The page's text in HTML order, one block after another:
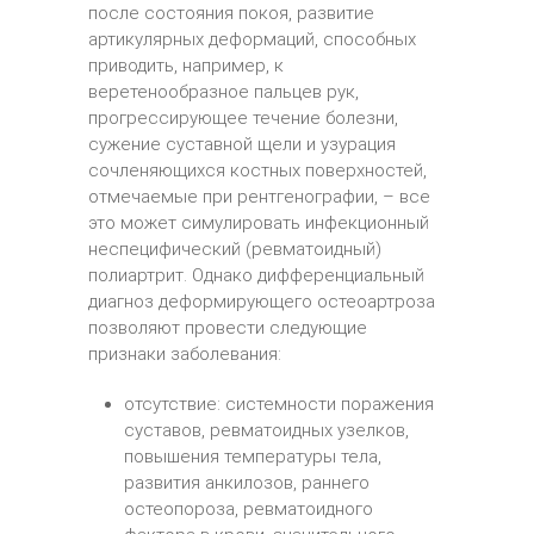
после состояния покоя, развитие
артикулярных деформаций, способных
приводить, например, к
веретенообразное пальцев рук,
прогрессирующее течение болезни,
сужение суставной щели и узурация
сочленяющихся костных поверхностей,
отмечаемые при рентгенографии, – все
это может симулировать инфекционный
неспецифический (ревматоидный)
полиартрит. Однако дифференциальный
диагноз деформирующего остеоартроза
позволяют провести следующие
признаки заболевания:
отсутствие: системности поражения
суставов, ревматоидных узелков,
повышения температуры тела,
развития анкилозов, раннего
остеопороза, ревматоидного